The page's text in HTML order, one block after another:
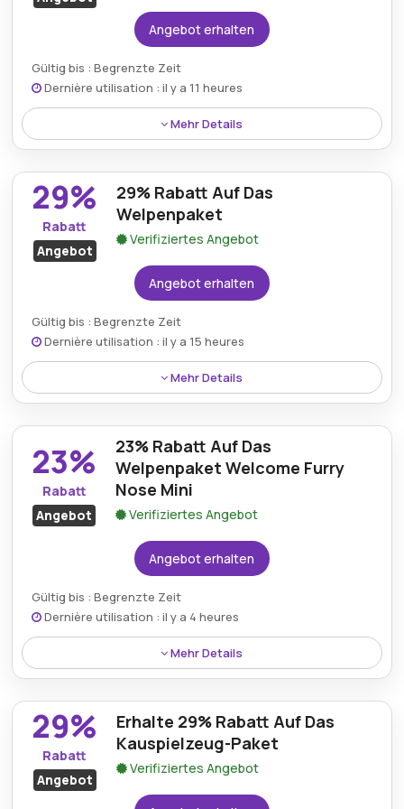
Angebot erhalten
Gültig bis : Begrenzte Zeit
Dernière utilisation : il y a 11 heures
Mehr Details
Ein 44%-Rabatt wird auf das Probierpaket für
Welpenfutter angewendet und bietet eine bequeme
Möglichkeit, verschiedene nahrhafte Optionen für
junge Hunde auszuprobieren.
29%
Rabatt
Angebot
29% Rabatt Auf Das
Welpenpaket
Verifiziertes Angebot
Angebot erhalten
Gültig bis : Begrenzte Zeit
Dernière utilisation : il y a 15 heures
Mehr Details
welcome youngster.
Mindestkaufbetrag:Kein Minimum erforderlich
Berechtigung:Für alle Kunden
Art des Angebots:Zeitlich begrenztes Angebot
Kombinierbar mit anderen Aktionen
Bedingungen:Weitere Informationen finden Sie
in den Bedingungen auf der Website des Händlers.
23%
Rabatt
Angebot
23% Rabatt Auf Das
Welpenpaket Welcome Furry
Nose Mini
Verifiziertes Angebot
Angebot erhalten
Gültig bis : Begrenzte Zeit
Dernière utilisation : il y a 4 heures
Mehr Details
Welpenpaket Welcome Furry Nose Mini.
Mindestkaufbetrag:Kein Minimum erforderlich
Berechtigung:
29%
Rabatt
Angebot
Erhalte 29% Rabatt Auf Das
Kauspielzeug-Paket
Verifiziertes Angebot